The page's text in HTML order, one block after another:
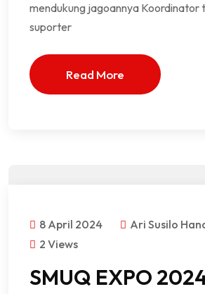
mendukung jagoannya Koordinator
suporter
Read More
8 April 2024
Ari Susilo
2 Views
SMUQ EXPO